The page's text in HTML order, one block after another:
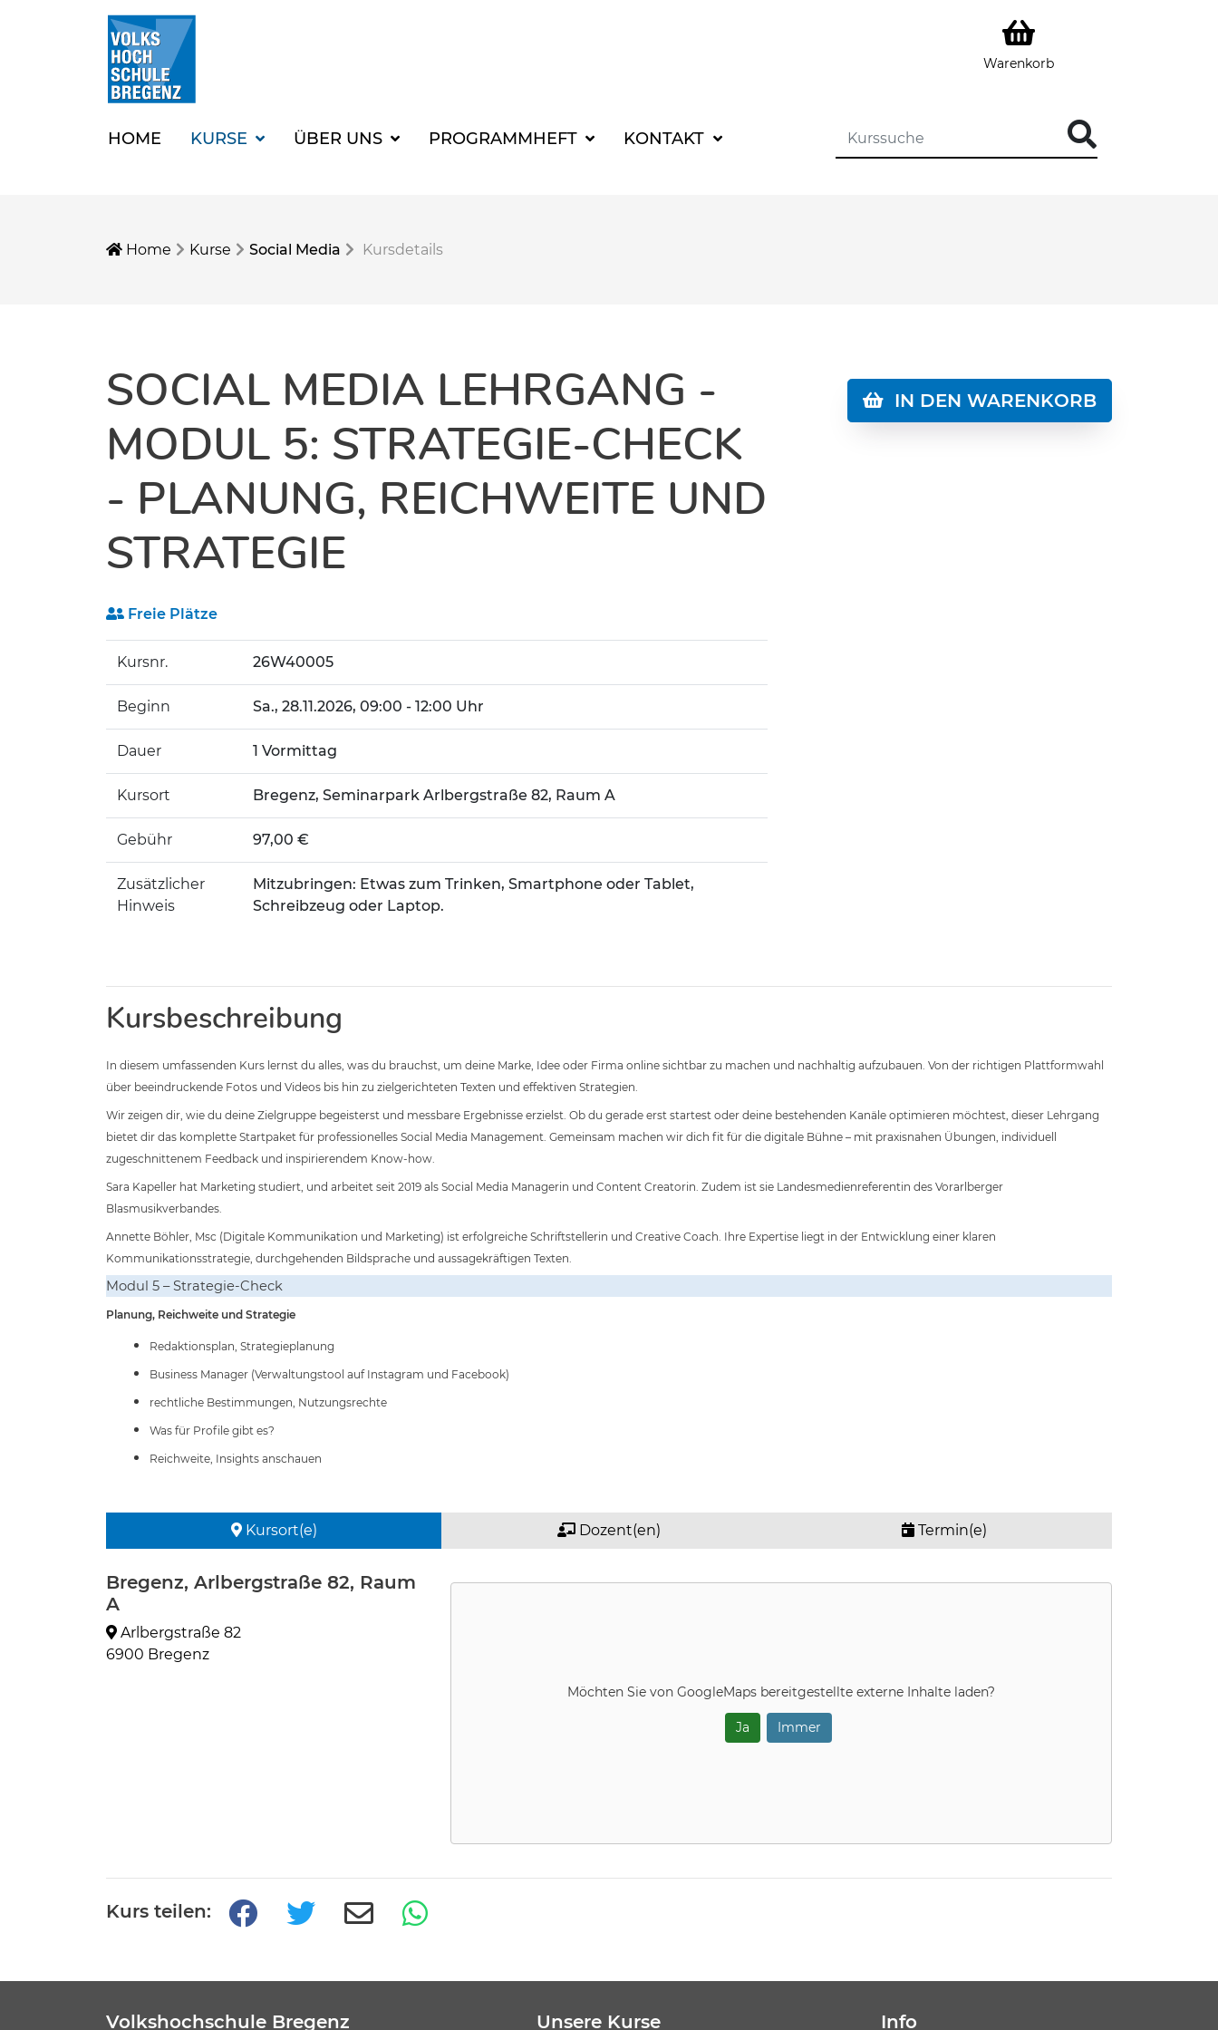
Warenkorb
HOME KURSE ÜBER UNS PROGRAMMHEFT KONTAKT
Home Kurse Social Media Kursdetails
SOCIAL MEDIA LEHRGANG -
MODUL 5: STRATEGIE-CHECK
- PLANUNG, REICHWEITE UND
STRATEGIE
Freie Plätze
Kursnr. 26W40005
Beginn Sa., 28.11.2026, 09:00 - 12:00 Uhr
Dauer 1 Vormittag
Kursort Bregenz, Seminarpark Arlbergstraße 82, Raum A
Gebühr 97,00 €
Zusätzlicher
Hinweis
Mitzubringen: Etwas zum Trinken, Smartphone oder Tablet,
Schreibzeug oder Laptop.
IN DEN WARENKORB
Kursbeschreibung
In diesem umfassenden Kurs lernst du alles, was du brauchst, um deine Marke, Idee oder Firma online sichtbar zu machen und nachhaltig aufzubauen. Von der richtigen Plattformwahl
über beeindruckende Fotos und Videos bis hin zu zielgerichteten Texten und effektiven Strategien.
Wir zeigen dir, wie du deine Zielgruppe begeisterst und messbare Ergebnisse erzielst. Ob du gerade erst startest oder deine bestehenden Kanäle optimieren möchtest, dieser Lehrgang
bietet dir das komplette Startpaket für professionelles Social Media Management. Gemeinsam machen wir dich fit für die digitale Bühne – mit praxisnahen Übungen, individuell
zugeschnittenem Feedback und inspirierendem Know-how.
Sara Kapeller hat Marketing studiert, und arbeitet seit 2019 als Social Media Managerin und Content Creatorin. Zudem ist sie Landesmedienreferentin des Vorarlberger
Blasmusikverbandes.
Annette Böhler, Msc (Digitale Kommunikation und Marketing) ist erfolgreiche Schriftstellerin und Creative Coach. Ihre Expertise liegt in der Entwicklung einer klaren
Kommunikationsstrategie, durchgehenden Bildsprache und aussagekräftigen Texten.
Modul 5 – Strategie-Check
Planung, Reichweite und Strategie
Redaktionsplan, Strategieplanung
Business Manager (Verwaltungstool auf Instagram und Facebook)
rechtliche Bestimmungen, Nutzungsrechte
Was für Profile gibt es?
Reichweite, Insights anschauen
Kursort(e) Dozent(en) Termin(e)
Bregenz, Arlbergstraße 82, Raum
A
Arlbergstraße 82
6900 Bregenz
Möchten Sie von GoogleMaps bereitgestellte externe Inhalte laden?
Ja Immer
Kurs teilen:
Volkshochschule Bregenz Unsere Kurse Info